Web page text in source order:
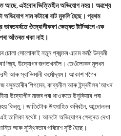
আছে, এইবোৰ ভিত্তিহীন অভিযোগ নহয়। অৱশ্যে
অভিযোগ শাম কটাৰো বাট মুকলি হৈছে। প্রথম
ভাৰতবৰ্ষতে ঔদ্যোগীকৰণ ক্ষেত্ৰত ষ্টার্টআপে এক
আঁতৰত থকা নাই।
চোলা সোলোকাই নতুন প্ৰজন্মৰ এচাম কৰ্মঠ উদ্যমী
উদ্যোগৰ জগতখনলৈ। তেওঁলোকৰ মূলধন
আৰু স্বাভিমানী কর্মোদ্যম। আকাশ গগৈৰ
বসুমতাৰীৰ পিগমেন, কাব্যনীল আৰু ইন্দ্ৰনীলৰ 'আখৰ
উদ্যোগীৰ মাজৰ পৰা থাওকতে উনুকিয়াব পৰা
কিন্তু। জাতিটোক উৎসাহিত কৰিবলৈ, আন্দোলনৰ
তালিকা যথেষ্ট। আনটো অভিযোগৰ ক্ষেত্ৰত দেখা
আৰু সুস্থিৰতাৰ পৰিৱেশ সৃষ্টি হৈছে।